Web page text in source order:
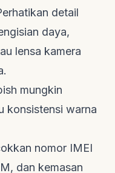
detail
daya,
lensa kamera
mungkin
konsistensi warna
nomor IMEI
dan kemasan